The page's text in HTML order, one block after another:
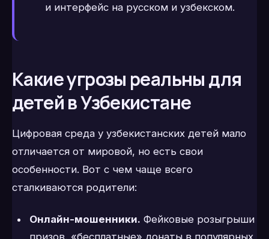
и интерфейс на русском и узбекском.
Какие угрозы реальны для
детей в Узбекистане
Цифровая среда у узбекистанских детей мало
отличается от мировой, но есть свои
особенности. Вот с чем чаще всего
сталкиваются родители:
Онлайн-мошенники. Фейковые розыгрыши
призов, «бесплатные» донаты в популярных